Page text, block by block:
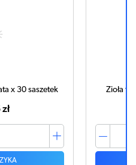
x 30 saszetek Zioła